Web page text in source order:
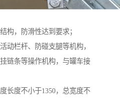
构，防滑性达到要求；
动栏杆、防碰支腿等机构，
链条等操作机构，与罐车接
长度不小于1350，总宽度不